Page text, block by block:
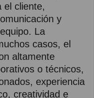
el cliente,
y
La
casos, el
altamente
o técnicos,
experiencia
creatividad e